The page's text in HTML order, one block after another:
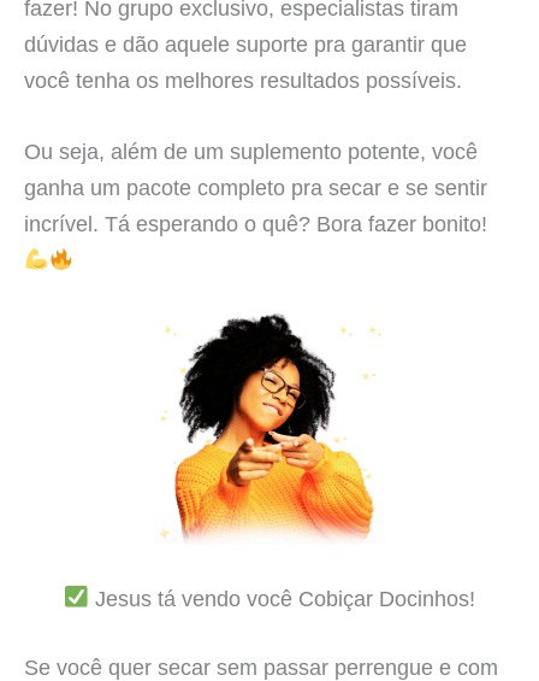
fazer! No grupo exclusivo, especialistas tiram
dúvidas e dão aquele suporte pra garantir que
você tenha os melhores resultados possíveis.
Ou seja, além de um suplemento potente, você
ganha um pacote completo pra secar e se sentir
incrível. Tá esperando o quê? Bora fazer bonito!
Jesus tá vendo você Cobiçar Docinhos!
Se você quer secar sem passar perrengue e com